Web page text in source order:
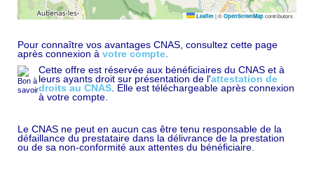
Leaflet |© OpenStreetMap contributors
Pour connaître vos avantages CNAS, consultez cette page
après connexion à votre compte.
Cette offre est réservée aux bénéficiaires du CNAS et à
leurs ayants droit sur présentation de l'attestation de
droits au CNAS. Elle est téléchargeable après connexion
à votre compte.
Le CNAS ne peut en aucun cas être tenu responsable de la
défaillance du prestataire dans la délivrance de la prestation
ou de sa non-conformité aux attentes du bénéficiaire.